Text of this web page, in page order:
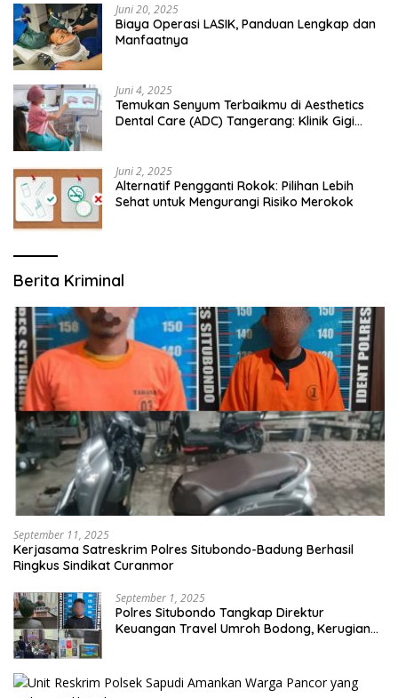
Juni 20, 2025
Biaya Operasi LASIK, Panduan Lengkap dan
Manfaatnya
Juni 4, 2025
Temukan Senyum Terbaikmu di Aesthetics
Dental Care (ADC) Tangerang: Klinik Gigi
Juni 2, 2025
Alternatif Pengganti Rokok: Pilihan Lebih
Sehat untuk Mengurangi Risiko Merokok
Berita Kriminal
September 11, 2025
Kerjasama Satreskrim Polres Situbondo-Badung Berhasil
Ringkus Sindikat Curanmor
September 1, 2025
Polres Situbondo Tangkap Direktur
Keuangan Travel Umroh Bodong, Kerugian